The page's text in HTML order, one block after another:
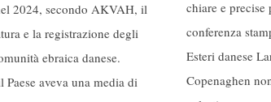
2024, secondo AKVAH, il
e la registrazione degli
ebraica danese.
aveva una media di
chiare e
conferenza
Esteri danese
Copenaghen